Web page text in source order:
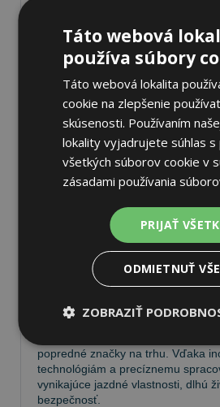
Pirelli
225/55
Nie je skladom
121,52 €
Pneumatiky Pirelli –
spoľahlivosť na
popredné značky na trhu. Vďaka
technológiám a precíznemu
vynikajúce jazdné vlastnosti, dlhú
bezpečnosť.
Táto webová
používa súbory
Táto webová lokalita
cookie na zlepšenie
skúsenosti. Používaním
lokality vyjadrujete súhlas s
všetkých súborov cookie v
zásadami používania
PRIJAŤ
ODMIETNUŤ
ZOBRAZIŤ